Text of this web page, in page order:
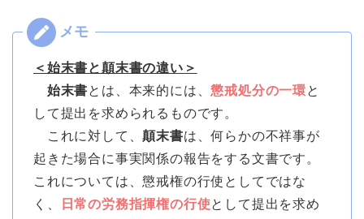
＜始末書と顛末書の違い＞
始末書とは、本来的には、懲戒処分の一環と
して提出を求められるものです。
これに対して、顛末書は、何らかの不祥事が
起きた場合に事実関係の報告をする文書です。
これについては、懲戒権の行使としてではな
く、
日常の労務指揮権の行使として提出を求め